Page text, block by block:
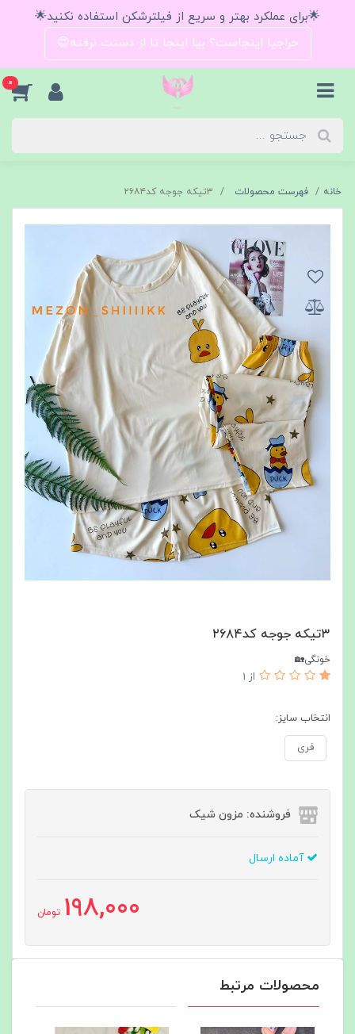
🌟برای عملکرد بهتر و سریع از فیلترشکن استفاده نکنید🌟
حراجیا اینجاست؟ بیا اینجا تا از دستت نرفته😍
0
خانه فهرست محصولات ۳تیکه جوجه کد۲۶۸۴
۳تیکه جوجه کد۲۶۸۴
خونگی🏡
از 1
انتخاب سایز:
فری
فروشنده: مزون شیک
آماده ارسال
198,000 تومان
محصولات مرتبط